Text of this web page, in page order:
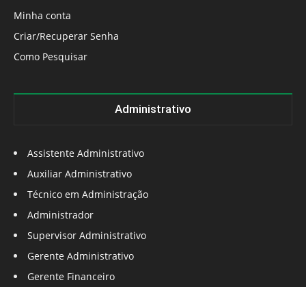
Minha conta
Criar/Recuperar Senha
Como Pesquisar
Administrativo
Assistente Administrativo
Auxiliar Administrativo
Técnico em Administração
Administrador
Supervisor Administrativo
Gerente Administrativo
Gerente Financeiro